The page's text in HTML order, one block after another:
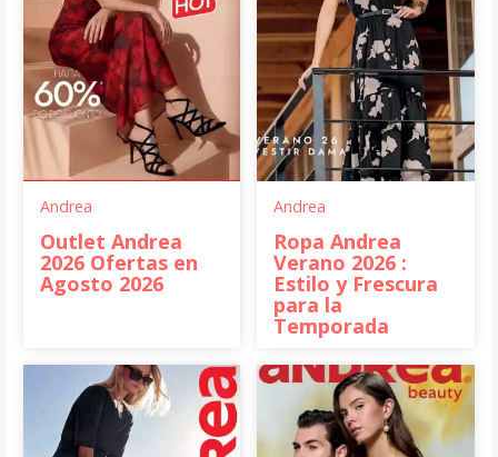
Andrea
Outlet Andrea
2026 Ofertas en
Agosto 2026
Andrea
Ropa Andrea
Verano 2026 :
Estilo y Frescura
para la
Temporada